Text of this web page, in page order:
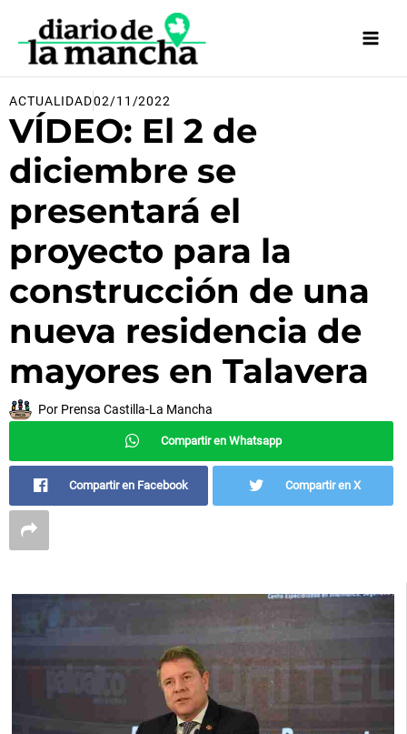
contenido
ACTUALIDAD02/11/2022
VÍDEO: El 2 de
diciembre se
presentará el
proyecto para la
construcción de una
nueva residencia de
mayores en Talavera
Por Prensa Castilla-La Mancha
Compartir en Whatsapp
Compartir en Facebook Compartir en X